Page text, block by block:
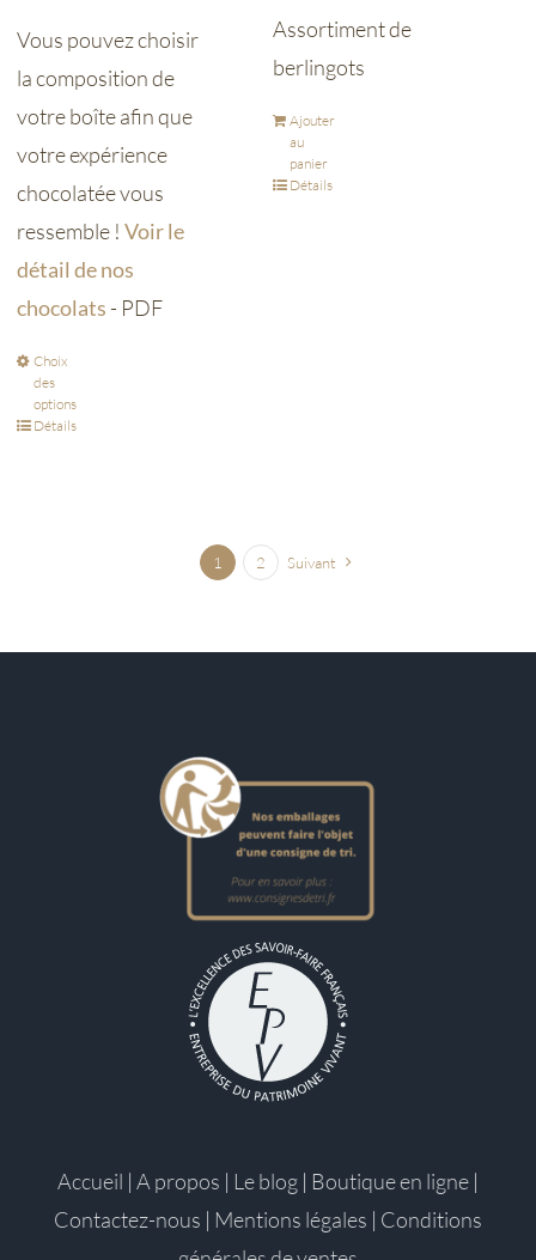
Vous pouvez choisir
la composition de
votre boîte afin que
votre expérience
chocolatée vous
ressemble !Voir le
détail de nos
chocolats - PDF
Choix
des
options
Détails
Assortiment de
berlingots
Ajouter
au
panier
Détails
1 2 Suivant
Accueil | A propos | Le blog | Boutique en ligne |
Contactez-nous | Mentions légales | Conditions